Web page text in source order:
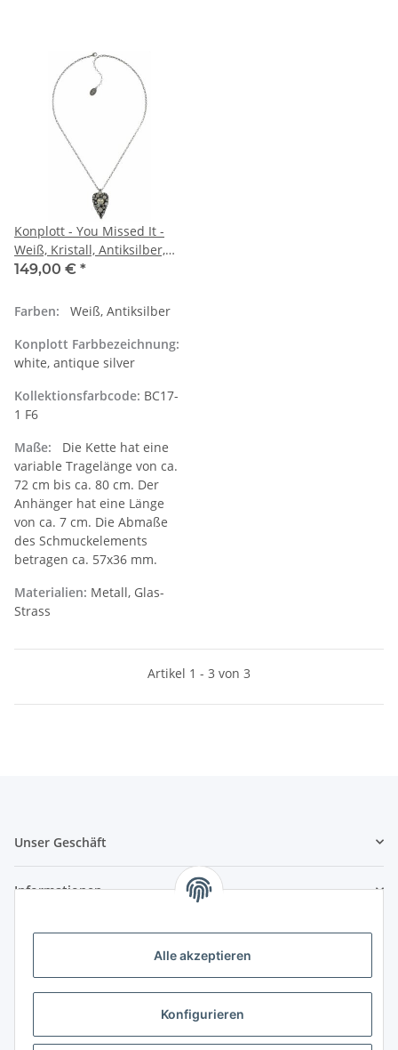
Alle akzeptieren
Konfigurieren
Konplott - You Missed It -
Weiß, Kristall, Antiksilber,
Halskette mit Anhänger
149,00 € *
Farben:
Weiß, Antiksilber
Konplott Farbbezeichnung:
white, antique silver
Kollektionsfarbcode: BC17-
1 F6
Maße:
Die Kette hat eine
variable Tragelänge von ca.
72 cm bis ca. 80 cm. Der
Anhänger hat eine Länge
von ca. 7 cm. Die Abmaße
des Schmuckelements
betragen ca. 57x36 mm.
Materialien: Metall, Glas-
Strass
Artikel 1 - 3 von 3
Unser Geschäft
Informationen
Zahlungsmöglichkeiten
Vorkasse (per Bank-Überweisung)
PayPal
Kreditkarte